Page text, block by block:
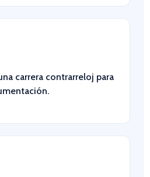
carrera contrarreloj para